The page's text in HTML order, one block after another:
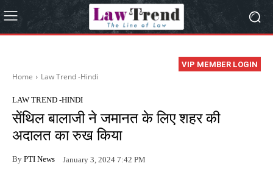
VIP MEMBER LOGIN
Home Law Trend -Hindi
LAW TREND -HINDI
सेंथिल बालाजी ने जमानत के लिए शहर की
अदालत का रुख किया
By PTI News January 3, 2024 7:42 PM